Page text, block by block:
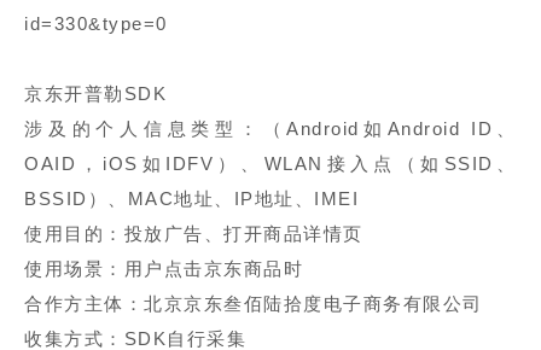
id=330&type=0
京东开普勒SDK
涉及的个人信息类型：（Android如Android ID、
OAID，iOS如IDFV）、WLAN接入点（如SSID、
BSSID）、MAC地址、IP地址、IMEI
使用目的：投放广告、打开商品详情页
使用场景：用户点击京东商品时
合作方主体：北京京东叁佰陆拾度电子商务有限公司
收集方式：SDK自行采集